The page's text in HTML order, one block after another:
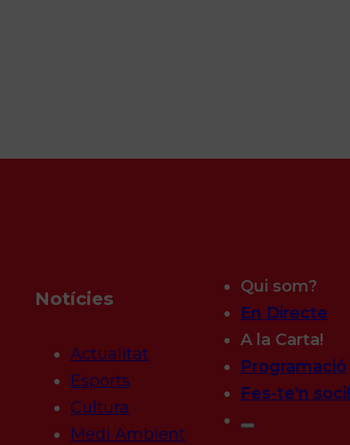
Notícies
Actualitat
Esports
Cultura
Medi Ambient
Qui som?
En Directe
A la Carta!
Programació
Fes-te'n soci!